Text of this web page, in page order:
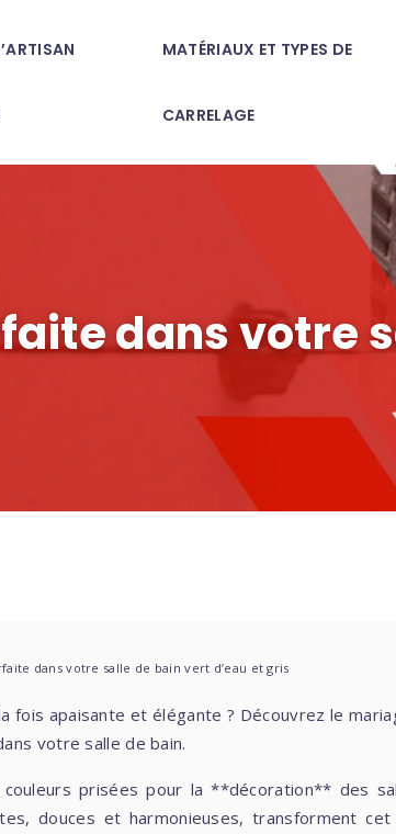
MATÉRIAUX ET TYPES DE
CARRELAGE
dans votre
dans votre salle de bain vert d’eau et gris
votre salle de bain.
prisées pour la **décoration** des
douces et harmonieuses, transforment